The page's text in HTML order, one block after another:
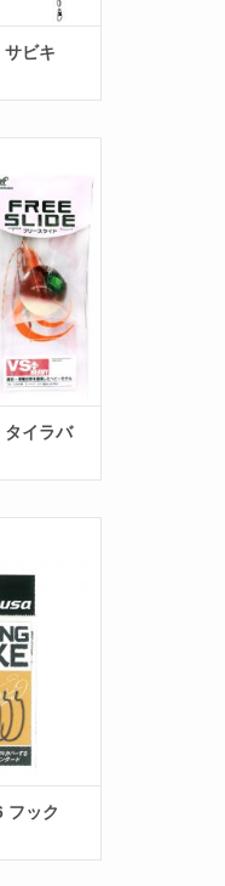
ビキ
イラバ
フック